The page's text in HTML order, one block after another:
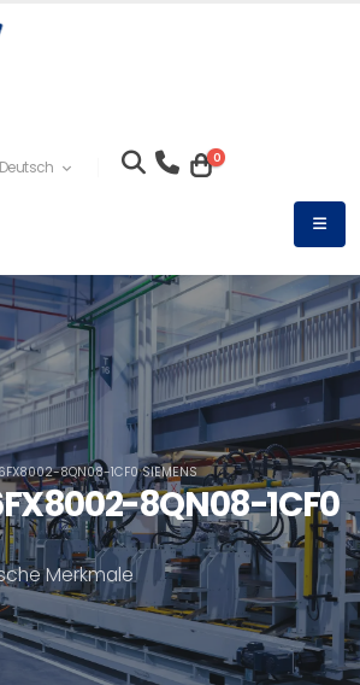
Deutsch 0
8QN08-1CF0
Merkmale
6FX8002-8QN08-1CF0 SIEMENS